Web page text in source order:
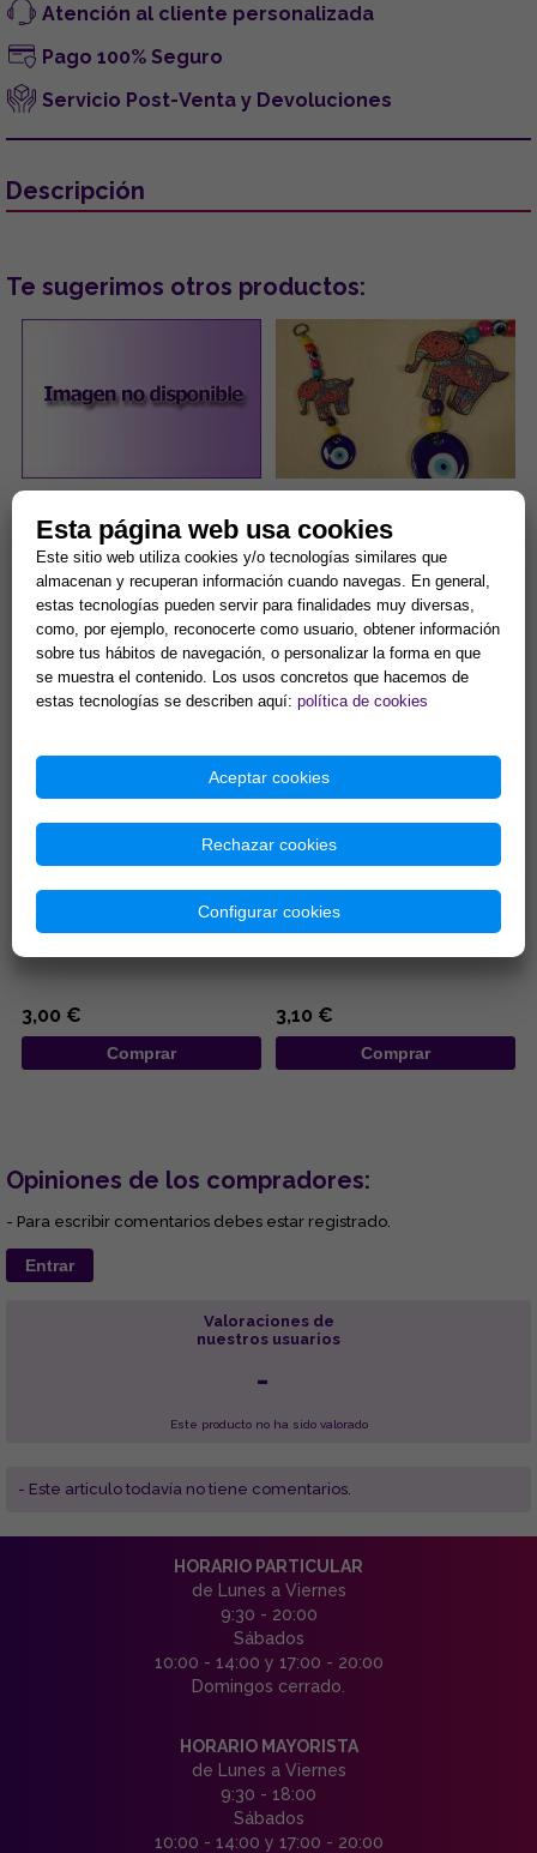
Atención al cliente personalizada
Pago 100% Seguro
Servicio Post-Venta y Devoluciones
Descripción
Te sugerimos otros productos:
OJOS TURCOS COLOR LILA
CON PESTAÑAS BRILLANTES
5,00 €
Comprar
DISEÑO ELEFANTE DE
COLORES Y OJO TURCO
6.5x19CM
...
1,80 €
Comprar
COLGANTE DE MADERA
DISEÑO MANO DE FATIMA DE
COLORES Y OJOS TURCOS
3,00 €
Comprar
LLAVERO ACERO DISEÑO
TETRAGRAMATON 3,5 X 10,5
3,10 €
Comprar
Opiniones de los compradores:
- Para escribir comentarios debes estar registrado.
Entrar
Valoraciones de
nuestros usuarios
-
Este producto no ha sido valorado
- Este articulo todavía no tiene comentarios.
HORARIO PARTICULAR
de Lunes a Viernes
9:30 - 20:00
Sábados
10:00 - 14:00 y 17:00 - 20:00
Domingos cerrado.
HORARIO MAYORISTA
de Lunes a Viernes
9:30 - 18:00
Sábados
10:00 - 14:00 y 17:00 - 20:00
Esta página web usa cookies
Este sitio web utiliza cookies y/o tecnologías similares que
almacenan y recuperan información cuando navegas. En general,
estas tecnologías pueden servir para finalidades muy diversas,
como, por ejemplo, reconocerte como usuario, obtener información
sobre tus hábitos de navegación, o personalizar la forma en que
se muestra el contenido. Los usos concretos que hacemos de
estas tecnologías se describen aquí: política de cookies
Aceptar cookies
Rechazar cookies
Configurar cookies